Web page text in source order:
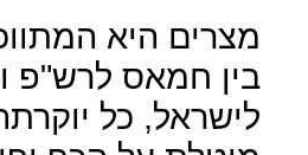
מצרים היא
בין חמאס לרש"פ
לישראל, כל